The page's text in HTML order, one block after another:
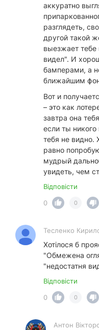
аккуратно
разглядеть,
другой такой
выезжает тебе
видел". И
бамперами, а
ближайшим
Вот и
– это как
завтра она
если ты никого
тебя не видно.
равно
мудрый
увидеть, чем
Відповісти
0
0
Тесленко
Хотілося б
"Обмежена
"недостатня
Відповісти
0
0
Антон